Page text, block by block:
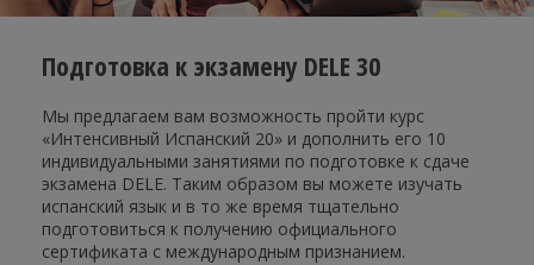
Подготовка к экзамену DELE 30
Мы предлагаем вам возможность пройти курс
«Интенсивный Испанский 20» и дополнить его 10
индивидуальными занятиями по подготовке к сдаче
экзамена DELE. Таким образом вы можете изучать
испанский язык и в то же время тщательно
подготовиться к получению официального
сертификата с международным признанием.